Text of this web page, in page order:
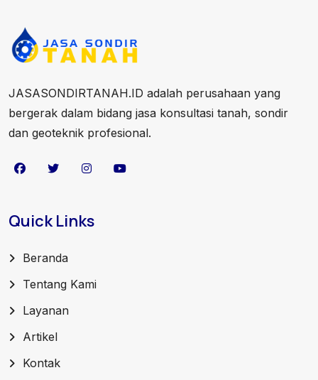
JASASONDIRTANAH.ID adalah perusahaan yang
bergerak dalam bidang jasa konsultasi tanah, sondir
dan geoteknik profesional.
Quick Links
Beranda
Tentang Kami
Layanan
Artikel
Kontak